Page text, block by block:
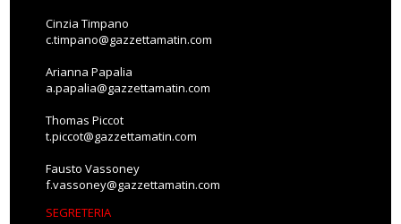
Cinzia Timpano
c.timpano@gazzettamatin.com
Arianna Papalia
a.papalia@gazzettamatin.com
Thomas Piccot
t.piccot@gazzettamatin.com
Fausto Vassoney
f.vassoney@gazzettamatin.com
SEGRETERIA